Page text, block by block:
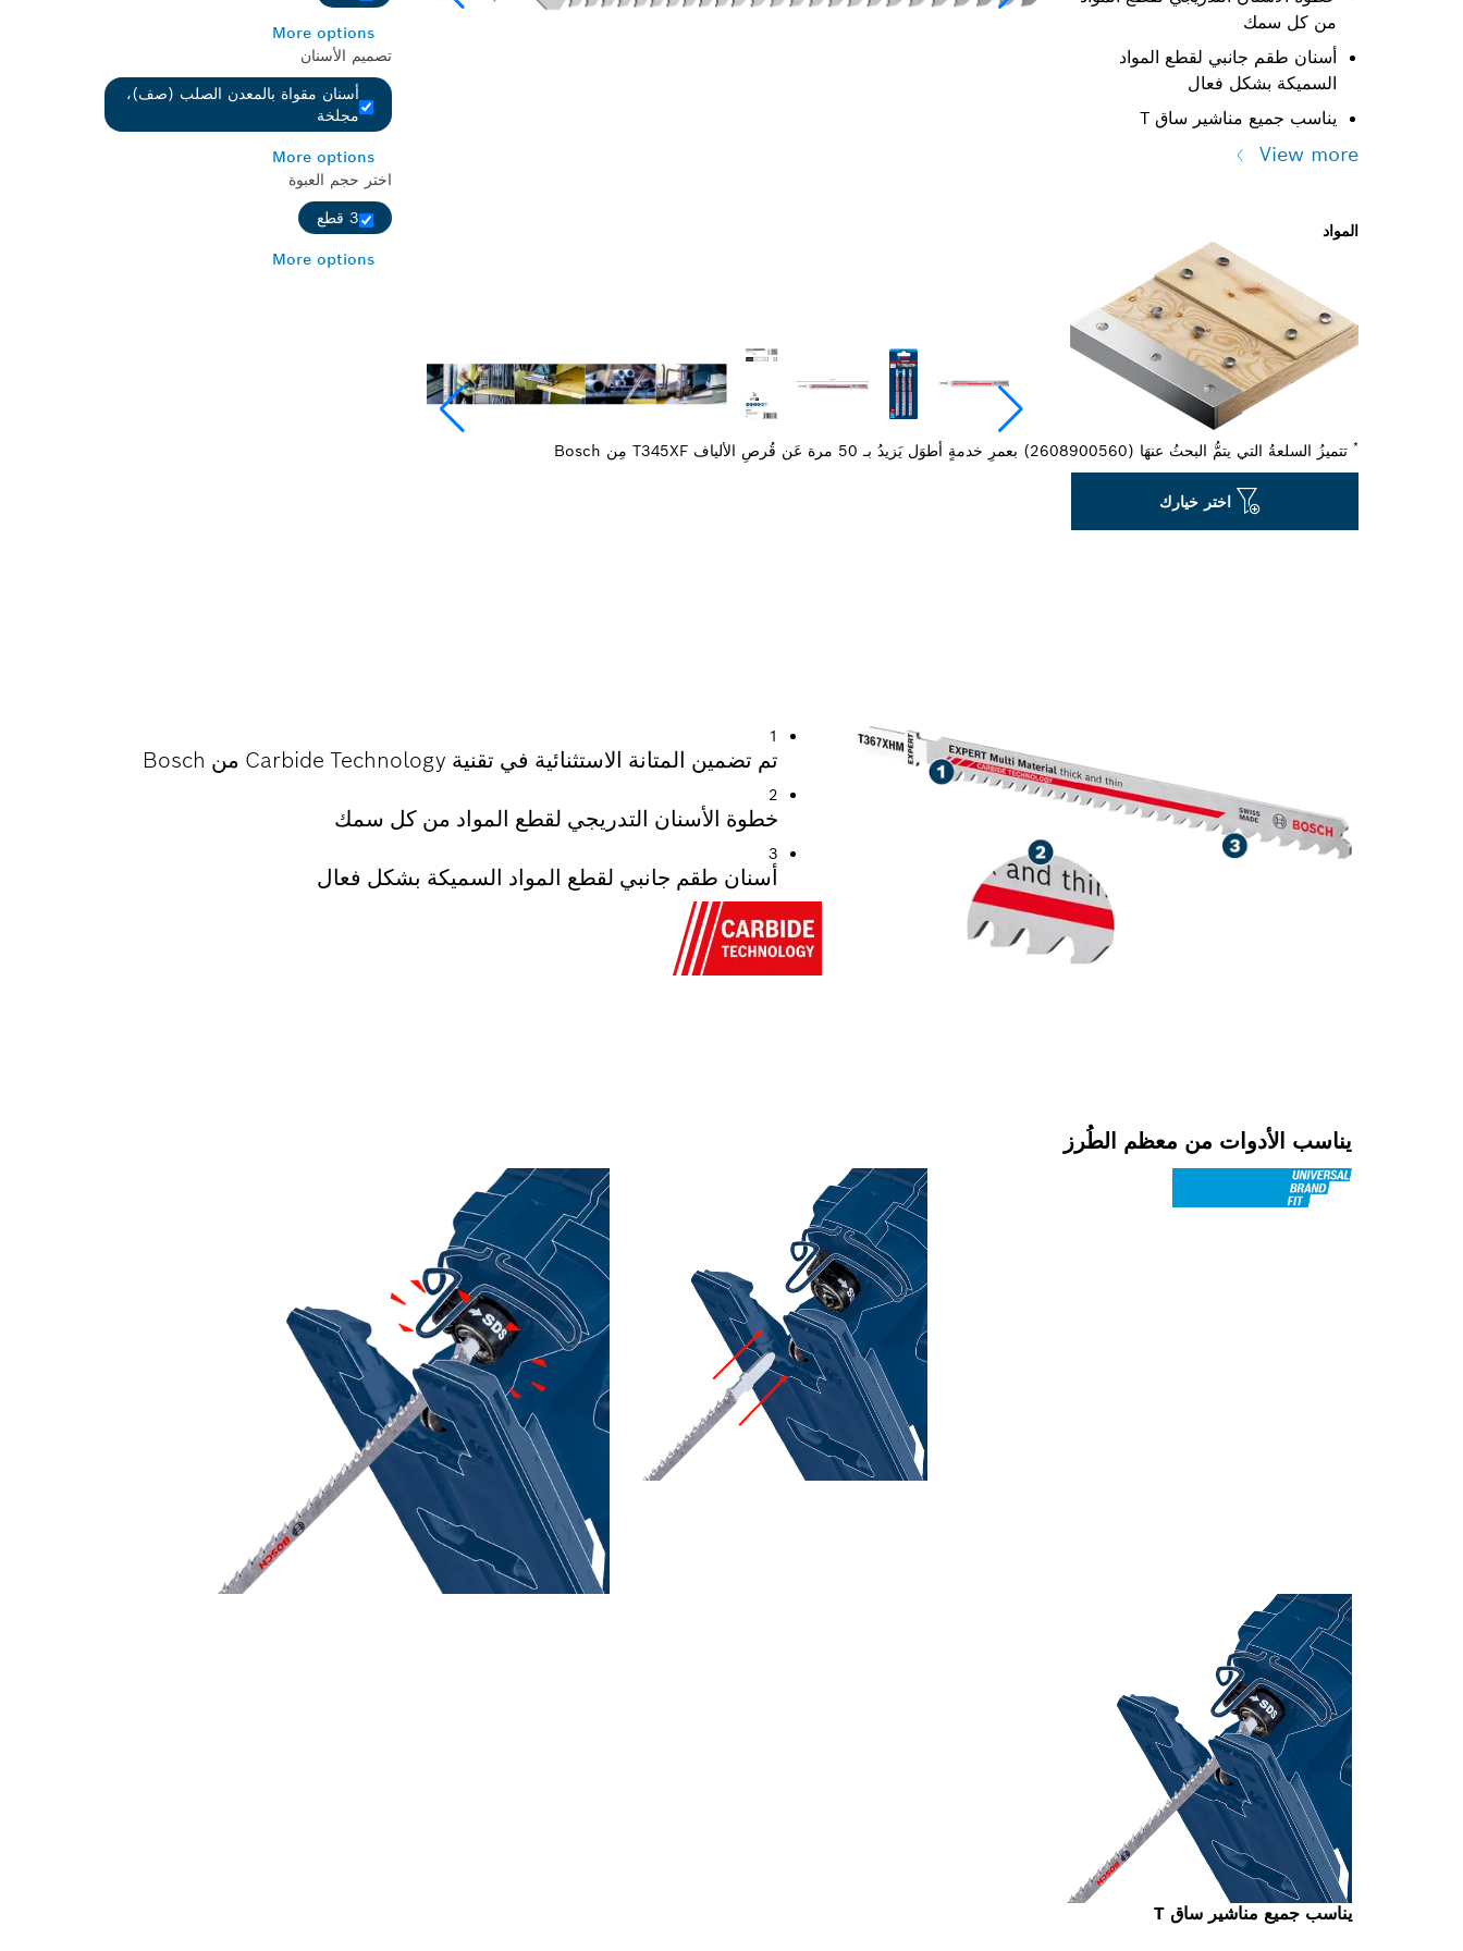
من كل سمك
أسنان طقم جانبي لقطع المواد
السميكة بشكل فعال
يناسب جميع مناشير ساق T
View more
المواد
*
اختر خيارك
More options
تصميم الأسنان
أسنان مقواة بالمعدن الصلب (صف)،
مجلخة
More options
اختر حجم العبوة
3 قطع
More options
1
تم تضمين المتانة الاستثنائية في تقنية Carbide Technology من Bosch
2
خطوة الأسنان التدريجي لقطع المواد من كل سمك
3
أسنان طقم جانبي لقطع المواد السميكة بشكل فعال
يناسب الأدوات من معظم الطُرز
يناسب جميع مناشير ساق T